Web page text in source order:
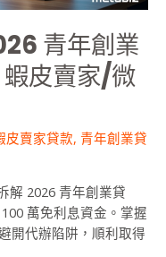
青年創業
皮賣家/微
皮賣家貸款, 青年創業貸
解 2026 青年創業貸
萬免利息資金。掌握
開代辦陷阱，順利取得